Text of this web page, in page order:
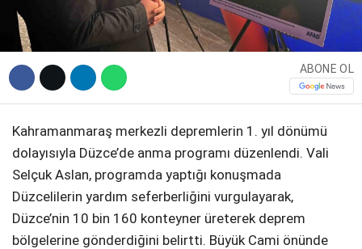
Facebook
Instagram
Youtube
ABONE OL
Kahramanmaraş merkezli depremlerin 1. yıl dönümü
dolayısıyla Düzce’de anma programı düzenlendi. Vali
Selçuk Aslan, programda yaptığı konuşmada
Düzcelilerin yardım seferberliğini vurgulayarak,
Düzce’nin 10 bin 160 konteyner üreterek deprem
bölgelerine gönderdiğini belirtti. Büyük Cami önünde